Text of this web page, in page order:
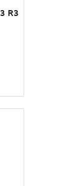
R3